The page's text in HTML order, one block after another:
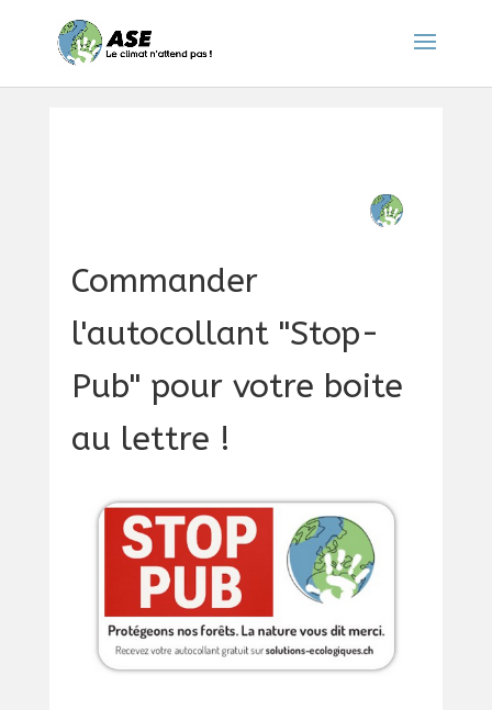
Commander
l'autocollant "Stop-
Pub" pour votre boite
au lettre !